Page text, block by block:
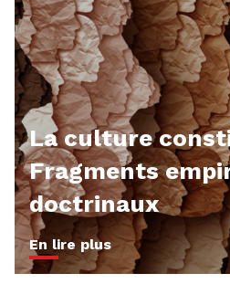
La culture
Fragments
doctrinaux
En lire plus